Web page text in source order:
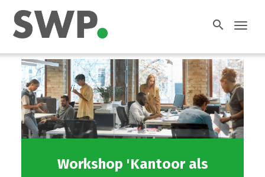
search
Workshop 'Kantoor als